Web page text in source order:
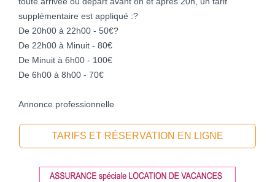
supplémentaire est appliqué :?
De 20h00 à 22h00 - 50€?
De 22h00 à Minuit - 80€
De Minuit à 6h00 - 100€
De 6h00 à 8h00 - 70€
Annonce professionnelle
TARIFS ET RÉSERVATION EN LIGNE